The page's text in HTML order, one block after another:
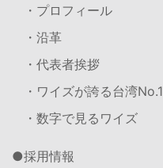
・プロフィール
・沿革
・代表者挨拶
・ワイズが誇る台湾No.1
・数字で見るワイズ
採用情報